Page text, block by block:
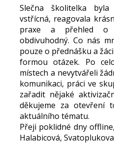
Slečna školitelka
vstřícná, reagovala
praxe a přehled o
obdivuhodný. Co nás
pouze o přednášku a
formou otázek. Po
místech a nevytvářeli
komunikaci, práci ve
zařadit nějaké
děkujeme za otevření
aktuálního tématu.
Přeji poklidné dny
Halabicová,